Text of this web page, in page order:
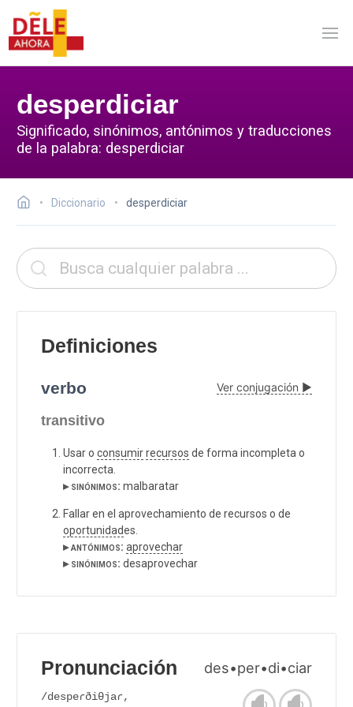
desperdiciar
Significado, sinónimos, antónimos y traducciones
de la palabra: desperdiciar
Diccionario desperdiciar
Definiciones
verbo Ver conjugación ▶
transitivo
Usar o consumirrecursos de forma incompleta o
incorrecta.
▸ sinónimos: malbaratar
Fallar en el aprovechamiento de recursos o de
oportunidades.
▸ antónimos: aprovechar
▸ sinónimos: desaprovechar
Pronunciación des•per•di•ciar
/despeɾðiθjaɾ,